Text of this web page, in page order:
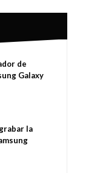
de
Galaxy
la